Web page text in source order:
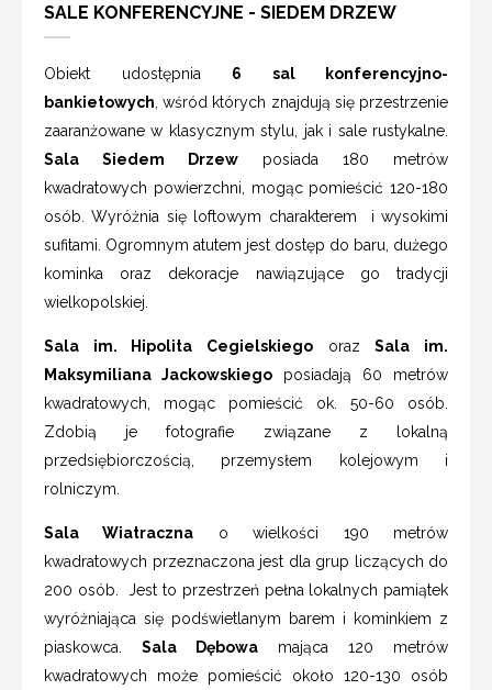
SALE KONFERENCYJNE - SIEDEM DRZEW
Obiekt udostępnia 6 sal konferencyjno-
bankietowych , wśród których znajdują się przestrzenie
zaaranżowane w klasycznym stylu, jak i sale rustykalne.
Sala Siedem Drzew posiada 180 metrów
kwadratowych powierzchni, mogąc pomieścić 120-180
osób. Wyróżnia się loftowym charakterem i wysokimi
sufitami. Ogromnym atutem jest dostęp do baru, dużego
kominka oraz dekoracje nawiązujące go tradycji
wielkopolskiej.
Sala im. Hipolita Cegielskiego orazSala im.
Maksymiliana Jackowskiego posiadają 60 metrów
kwadratowych, mogąc pomieścić ok. 50-60 osób.
Zdobią je fotografie związane z lokalną
przedsiębiorczością, przemysłem kolejowym i
rolniczym.
Sala Wiatraczna o wielkości 190 metrów
kwadratowych przeznaczona jest dla grup liczących do
200 osób. Jest to przestrzeń pełna lokalnych pamiątek
wyróżniająca się podświetlanym barem i kominkiem z
piaskowca. Sala Dębowa mająca 120 metrów
kwadratowych może pomieścić około 120-130 osób